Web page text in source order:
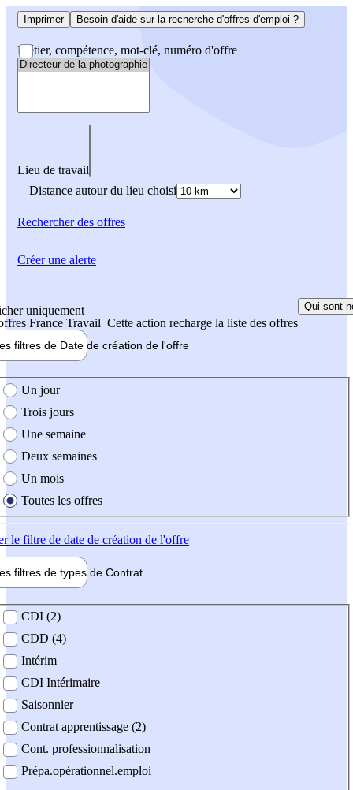
Imprimer Besoin d'aide sur la recherche d'offres d'emploi ?
Métier, compétence, mot-clé, numéro d'offre
Lieu de travail
Distance autour du lieu choisi
Rechercherdes offres
uniquement
France Travail Cette action recharge la liste des offres
Qui sont
filtres de Date de création de l'offre
création de l'offre
Un jour
Trois jours
Une semaine
Deux semaines
Un mois
Toutes les offres
le filtre de date de création de l'offre
filtres de types de Contrat
contrat
CDI (2)
CDD (4)
Intérim
CDI Intérimaire
Saisonnier
Contrat apprentissage (2)
Cont. professionnalisation
Prépa.opérationnel.emploi
Créer une alerte